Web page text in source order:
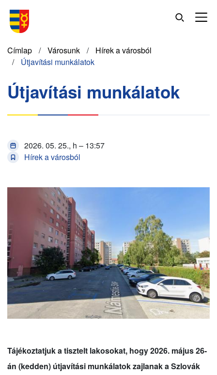
tartalomra
Morzsa
Címlap Városunk
Hírek a városból
Útjavítási munkálatok
Útjavítási munkálatok
2026. 05. 25., h – 13:57
Hírek a városból
Tájékoztatjuk a tisztelt lakosokat, hogy 2026. május 26-
án (kedden) útjavítási munkálatok zajlanak a Szlovák